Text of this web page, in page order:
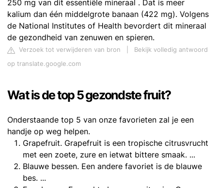
250 mg van dit essentiële mineraal . Dat is meer
kalium dan één middelgrote banaan (422 mg). Volgens
de National Institutes of Health bevordert dit mineraal
de gezondheid van zenuwen en spieren.
Verzoek tot verwijderen van bron
Bekijk volledig antwoord
op translate.google.com
Wat is de top 5 gezondste fruit?
Onderstaande top 5 van onze favorieten zal je een
handje op weg helpen.
Grapefruit. Grapefruit is een tropische citrusvrucht
met een zoete, zure en ietwat bittere smaak. ...
Blauwe bessen. Een andere favoriet is de blauwe
bes. ...